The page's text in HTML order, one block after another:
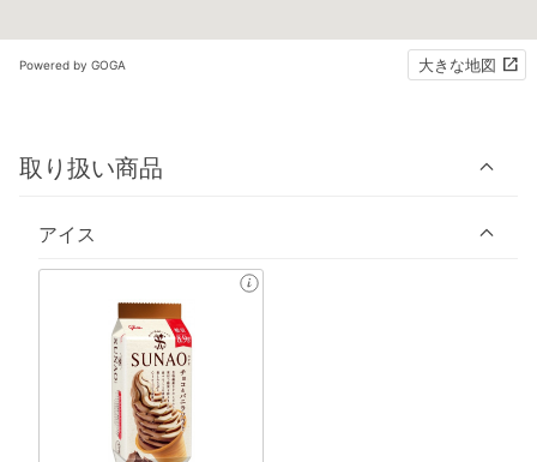
Powered by GOGA 大きな地図
取り扱い商品
アイス